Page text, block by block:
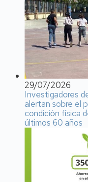
29/07/2026
Investigadores
alertan sobre el
condición física
últimos 60 años